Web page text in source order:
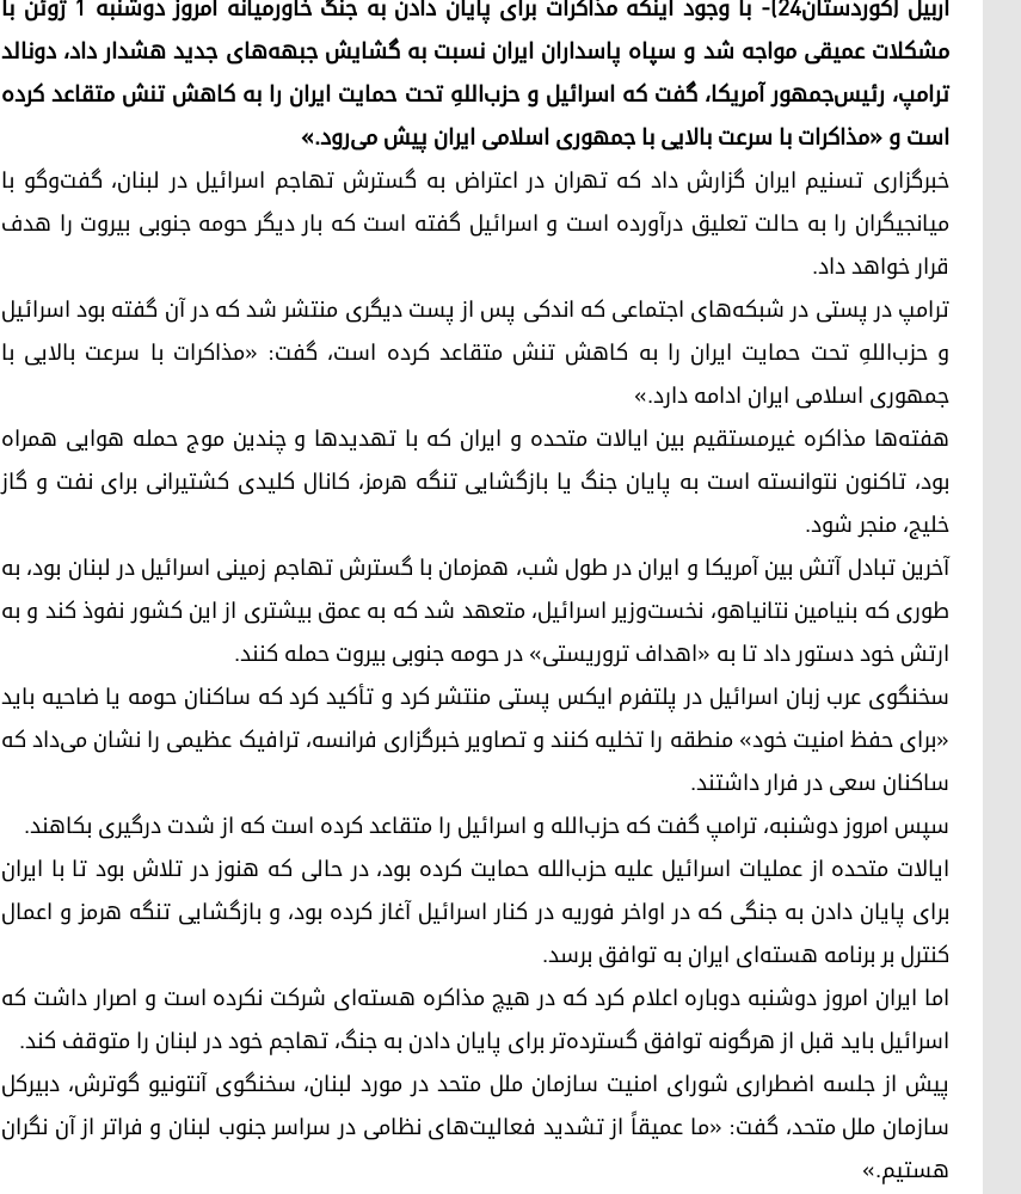
مشکلات عمیقی مواجه شد و سپاه پاسداران ایران نسبت به گشایش جبهه‌های جدید هشدار داد، دونالد
ترامپ، رئیس‌جمهور آمریکا، گفت که اسرائیل و حزب‌اللهِ تحت حمایت ایران را به کاهش تنش متقاعد کرده
است و «مذاکرات با سرعت بالایی با جمهوری اسلامی ایران پیش می‌رود.»
خبرگزاری تسنیم ایران گزارش داد که تهران در اعتراض به گسترش تهاجم اسرائیل در لبنان، گفت‌وگو با
میانجیگران را به حالت تعلیق درآورده است و اسرائیل گفته است که بار دیگر حومه جنوبی بیروت را هدف
قرار خواهد داد.
ترامپ در پستی در شبکه‌های اجتماعی که اندکی پس از پست دیگری منتشر شد که در آن گفته بود اسرائیل
و حزب‌اللهِ تحت حمایت ایران را به کاهش تنش متقاعد کرده است، گفت: «مذاکرات با سرعت بالایی با
جمهوری اسلامی ایران ادامه دارد.»
هفته‌ها مذاکره غیرمستقیم بین ایالات متحده و ایران که با تهدیدها و چندین موج حمله هوایی همراه
بود، تاکنون نتوانسته است به پایان جنگ یا بازگشایی تنگه هرمز، کانال کلیدی کشتیرانی برای نفت و گاز
خلیج، منجر شود.
آخرین تبادل آتش بین آمریکا و ایران در طول شب، همزمان با گسترش تهاجم زمینی اسرائیل در لبنان بود، به
طوری که بنیامین نتانیاهو، نخست‌وزیر اسرائیل، متعهد شد که به عمق بیشتری از این کشور نفوذ کند و به
ارتش خود دستور داد تا به «اهداف تروریستی» در حومه جنوبی بیروت حمله کنند.
سخنگوی عرب زبان اسرائیل در پلتفرم ایکس پستی منتشر کرد و تأکید کرد که ساکنان حومه یا ضاحیه باید
«برای حفظ امنیت خود» منطقه را تخلیه کنند و تصاویر خبرگزاری فرانسه، ترافیک عظیمی را نشان می‌داد که
ساکنان سعی در فرار داشتند.
سپس امروز دوشنبه، ترامپ گفت که حزب‌الله و اسرائیل را متقاعد کرده است که از شدت درگیری بکاهند.
ایالات متحده از عملیات اسرائیل علیه حزب‌الله حمایت کرده بود، در حالی که هنوز در تلاش بود تا با ایران
برای پایان دادن به جنگی که در اواخر فوریه در کنار اسرائیل آغاز کرده بود، و بازگشایی تنگه هرمز و اعمال
کنترل بر برنامه هسته‌ای ایران به توافق برسد.
اما ایران امروز دوشنبه دوباره اعلام کرد که در هیچ مذاکره هسته‌ای شرکت نکرده است و اصرار داشت که
اسرائیل باید قبل از هرگونه توافق گسترده‌تر برای پایان دادن به جنگ، تهاجم خود در لبنان را متوقف کند.
پیش از جلسه اضطراری شورای امنیت سازمان ملل متحد در مورد لبنان، سخنگوی آنتونیو گوترش، دبیرکل
سازمان ملل متحد، گفت: «ما عمیقاً از تشدید فعالیت‌های نظامی در سراسر جنوب لبنان و فراتر از آن نگران
هستیم.»